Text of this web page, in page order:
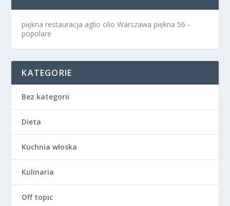
piękna restauracja aglio olio Warszawa piękna 56 -
popolare
KATEGORIE
Bez kategorii
Dieta
Kuchnia włoska
Kulinaria
Off topic